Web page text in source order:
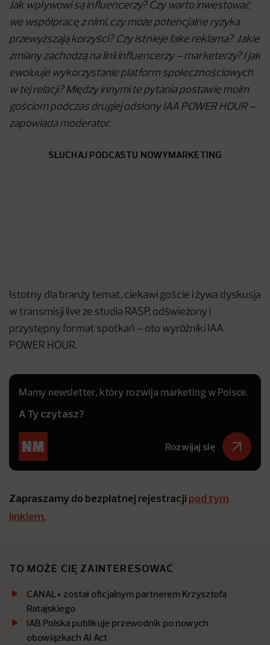
Jak wpływowi są influencerzy? Czy warto inwestować
we współpracę z nimi, czy może potencjalne ryzyka
przewyższają korzyści? Czy istnieje fake reklama? Jakie
zmiany zachodzą na linii influencerzy – marketerzy? I jak
ewoluuje wykorzystanie platform społecznościowych
w tej relacji? Między innymi te pytania postawię moim
gościom podczas drugiej odsłony IAA POWER HOUR –
zapowiada moderator.
SŁUCHAJ PODCASTU NOWYMARKETING
Istotny dla branży temat, ciekawi goście i żywa dyskusja
w transmisji live ze studia RASP, odświeżony i
przystępny format spotkań – oto wyróżniki IAA
POWER HOUR.
Mamy newsletter, który rozwija marketing w Polsce.
A Ty czytasz?
Rozwijaj się
Zapraszamy do bezpłatnej rejestracji pod tym
linkiem.
TO MOŻE CIĘ ZAINTERESOWAĆ
CANAL+ został oficjalnym partnerem Krzysztofa
Ratajskiego
IAB Polska publikuje przewodnik po nowych
obowiązkach AI Act